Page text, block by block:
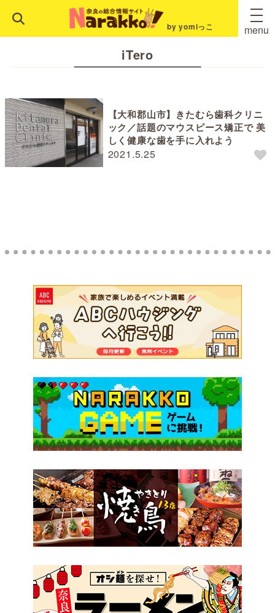
by yomiっこ menu
iTero
2021.5.25
【大和郡山市】きたむら歯科クリニ
ック／話題のマウスピース矯正で 美
しく健康な歯を手に入れよう